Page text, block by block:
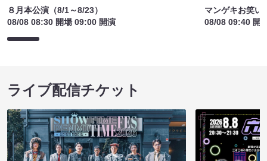
８月本公演（8/1～8/23）
08/08 08:30 開場 09:00 開演
マンゲキお笑い
08/08 09:40 開
ライブ配信チケット